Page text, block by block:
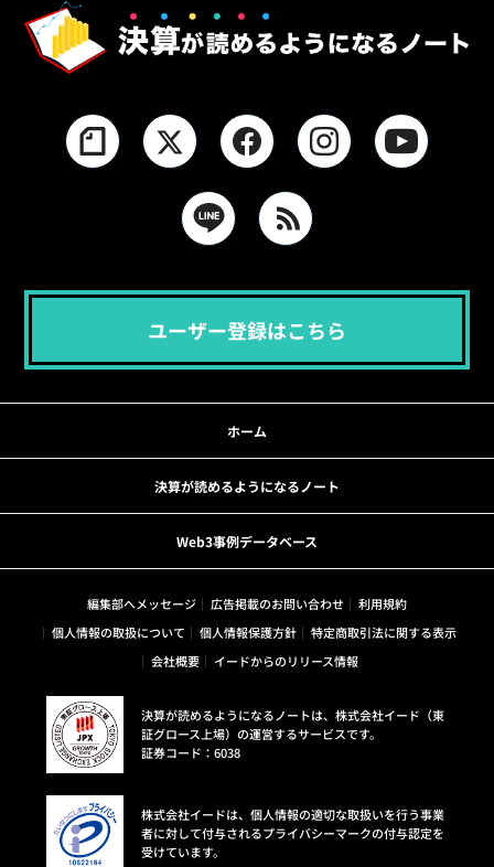
ユーザー登録はこちら
ホーム
決算が読めるようになるノート
Web3事例データベース
編集部へメッセージ 広告掲載のお問い合わせ
利用規約
個人情報の取扱について
個人情報保護方針
特定商取引法に関する表示
会社概要
イードからのリリース情報
決算が読めるようになるノートは、株式会社イード（東
証グロース上場）の運営するサービスです。
証券コード：6038
株式会社イードは、個人情報の適切な取扱いを行う事業
者に対して付与されるプライバシーマークの付与認定を
受けています。